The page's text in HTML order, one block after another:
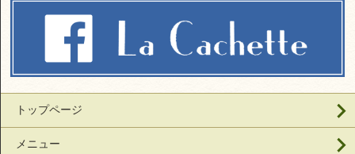
トップページ
メニュー